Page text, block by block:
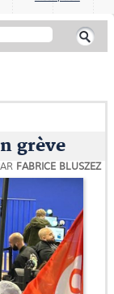
grève
FABRICE BLUSZEZ